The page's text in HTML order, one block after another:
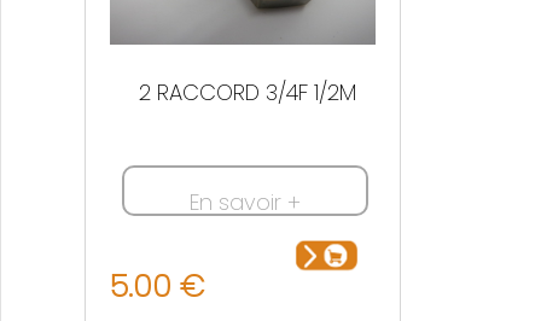
2 RACCORD 3/4F 1/2M
En savoir +
5.00 €